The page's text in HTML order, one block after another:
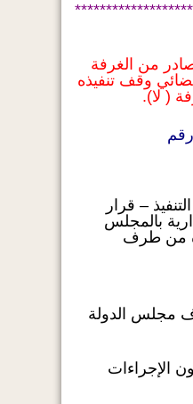
من الغرفة
وقف تنفيذه
( لا).
رقم
– قرار
بالمجلس
من طرف
مجلس الدولة
من قانون الإجراءات